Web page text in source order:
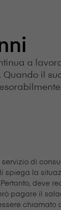
a
il
di
spiega la
deve
pagare il